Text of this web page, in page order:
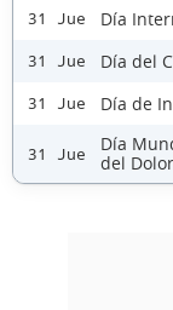
31 Jue Día
31 Jue Día del
31 Jue Día de
31 Jue
Día
del Dolor